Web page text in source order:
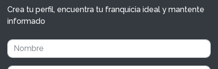
Crea tu perfil, encuentra tu franquicia ideal y mantente
informado